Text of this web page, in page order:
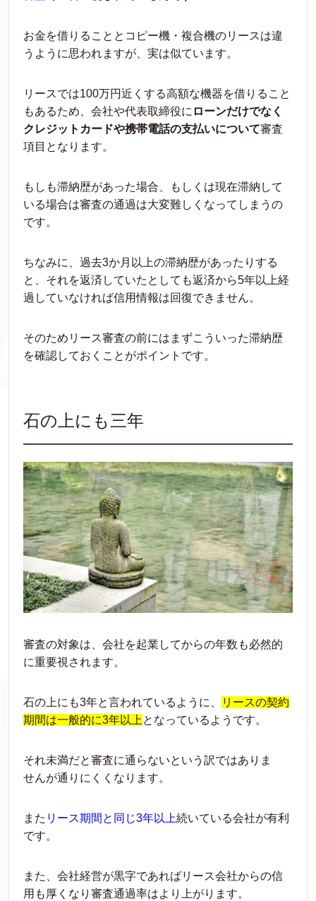
お金を借りることとコピー機・複合機のリースは違
うように思われますが、実は似ています。
リースでは100万円近くする高額な機器を借りること
もあるため、会社や代表取締役に ローンだけでなく
クレジットカードや携帯電話の支払いについて審査
項目となります。
もしも滞納歴があった場合、もしくは現在滞納して
いる場合は審査の通過は大変難しくなってしまうの
です。
ちなみに、過去3か月以上の滞納歴があったりする
と、それを返済していたとしても返済から5年以 上経
過していなければ信用情報は回復できません。
そのためリース審査の前にはま ずこういった滞納歴
を確認しておくことがポイントです。
石の上にも三年
審査の対象は、会社を起業してからの年数も必然的
に重要視されます。
石の上にも3年と言われているように、
リースの契約
期間は一般的に3年以上 となっているようです。
それ未満だと審査に通らないという訳ではありま
せんが通りにくくなります。
また リース期間と同じ3年以上続いている会社が有利
です。
また、会社経営が黒字であればリース会社からの信
用も厚くなり審査通過率はより上がります。